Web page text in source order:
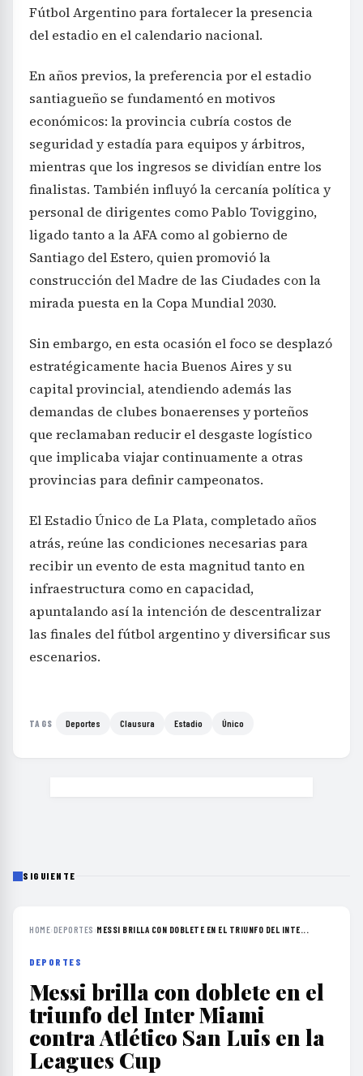
Fútbol Argentino para fortalecer la presencia
del estadio en el calendario nacional.
En años previos, la preferencia por el estadio
santiagueño se fundamentó en motivos
económicos: la provincia cubría costos de
seguridad y estadía para equipos y árbitros,
mientras que los ingresos se dividían entre los
finalistas. También influyó la cercanía política y
personal de dirigentes como Pablo Toviggino,
ligado tanto a la AFA como al gobierno de
Santiago del Estero, quien promovió la
construcción del Madre de las Ciudades con la
mirada puesta en la Copa Mundial 2030.
Sin embargo, en esta ocasión el foco se desplazó
estratégicamente hacia Buenos Aires y su
capital provincial, atendiendo además las
demandas de clubes bonaerenses y porteños
que reclamaban reducir el desgaste logístico
que implicaba viajar continuamente a otras
provincias para definir campeonatos.
El Estadio Único de La Plata, completado años
atrás, reúne las condiciones necesarias para
recibir un evento de esta magnitud tanto en
infraestructura como en capacidad,
apuntalando así la intención de descentralizar
las finales del fútbol argentino y diversificar sus
escenarios.
TAGS Deportes Clausura Estadio Único
SIGUIENTE
HOME›DEPORTES ›MESSI BRILLA CON DOBLETE EN EL TRIUNFO DEL INTE...
DEPORTES
Messi brilla con doblete en el
triunfo del Inter Miami
contra Atlético San Luis en la
Leagues Cup